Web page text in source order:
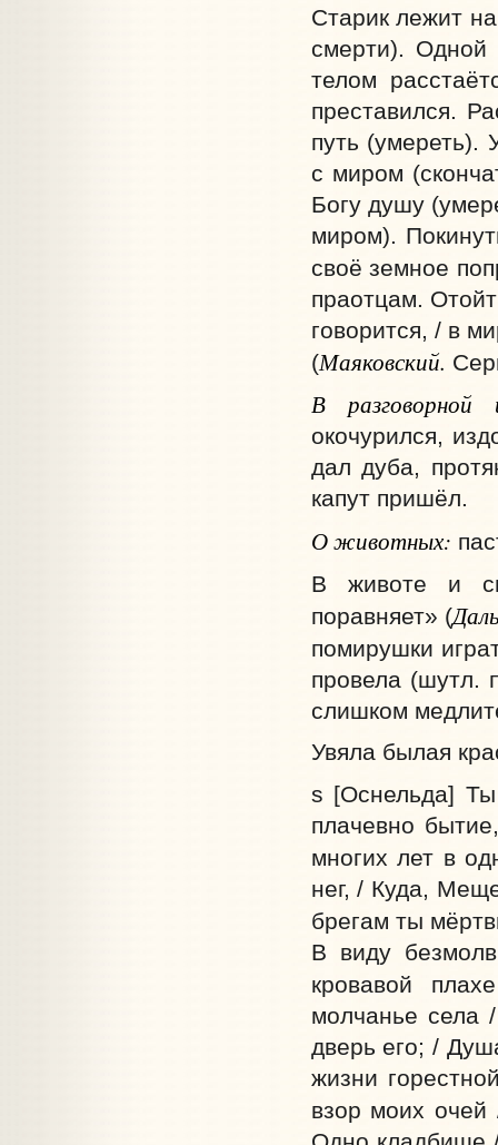
Старик лежит
смерти). Одной
телом
преставился.
путь (умереть).
с миром
Богу душу
миром).
своё земное
праотцам.
говорится, / в
(Маяковский.
В разговорной
окочурился,
дал дуба,
капут пришёл.
О животных:
В животе и
поравняет» (
помирушки
провела (шутл.
слишком
Увяла былая
s [Оснельда]
плачевно
многих лет в
нег, / Куда,
брегам ты
В виду
кровавой
молчанье села
дверь его; /
жизни
взор моих очей